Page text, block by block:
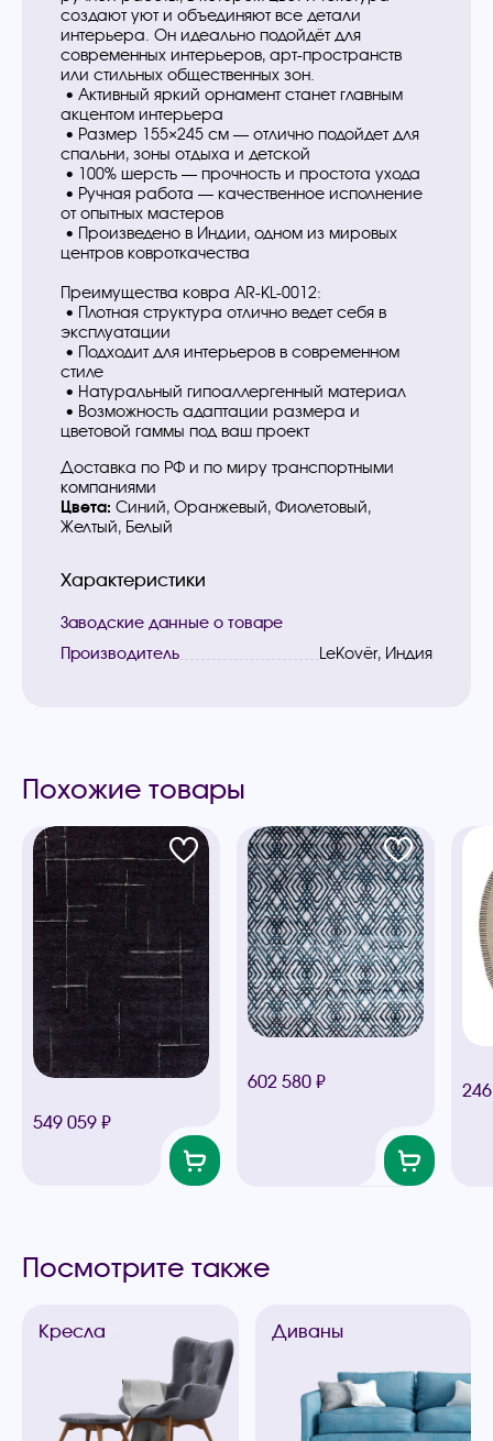
создают уют и объединяют все детали
интерьера. Он идеально подойдёт для
современных интерьеров, арт-пространств
или стильных общественных зон.
• Активный яркий орнамент станет главным
акцентом интерьера
• Размер 155×245 см — отлично подойдет для
спальни, зоны отдыха и детской
• 100% шерсть — прочность и простота ухода
• Ручная работа — качественное исполнение
от опытных мастеров
• Произведено в Индии, одном из мировых
центров ковроткачества
Преимущества ковра AR-KL-0012:
• Плотная структура отлично ведет себя в
эксплуатации
• Подходит для интерьеров в современном
стиле
• Натуральный гипоаллергенный материал
• Возможность адаптации размера и
цветовой гаммы под ваш проект
Доставка по РФ и по миру транспортными
компаниями
Цвета: Синий, Оранжевый, Фиолетовый,
Желтый, Белый
Характеристики
Заводские данные о товаре
Производитель
LeKovёr, Индия
Похожие товары
549 059 ₽
602 580 ₽
Посмотрите также
Кресла Диваны